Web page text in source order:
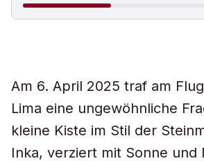
Am 6. April 2025 traf am
Lima eine ungewöhnliche
kleine Kiste im Stil der
Inka, verziert mit Sonne und